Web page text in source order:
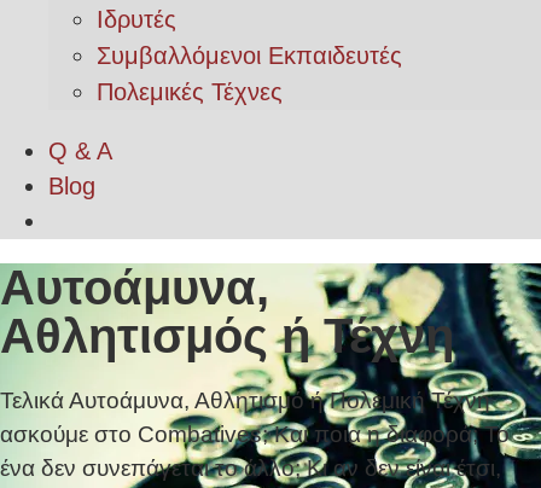
Ιδρυτές
Συμβαλλόμενοι Εκπαιδευτές
Πολεμικές Τέχνες
Q & A
Blog
Αυτοάμυνα,
Αθλητισμός ή Τέχνη
Τελικά Αυτοάμυνα, Αθλητισμό ή Πολεμική Τέχνη
ασκούμε στο Combatives; Και ποια η διαφορά; Το
ένα δεν συνεπάγεται το άλλο; Κι αν δεν είναι έτσι,